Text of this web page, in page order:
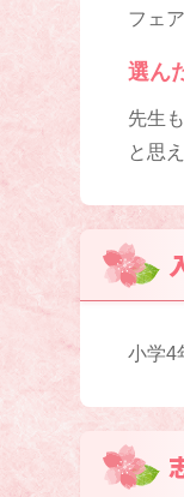
フェ
選ん
先生
と思
小学4